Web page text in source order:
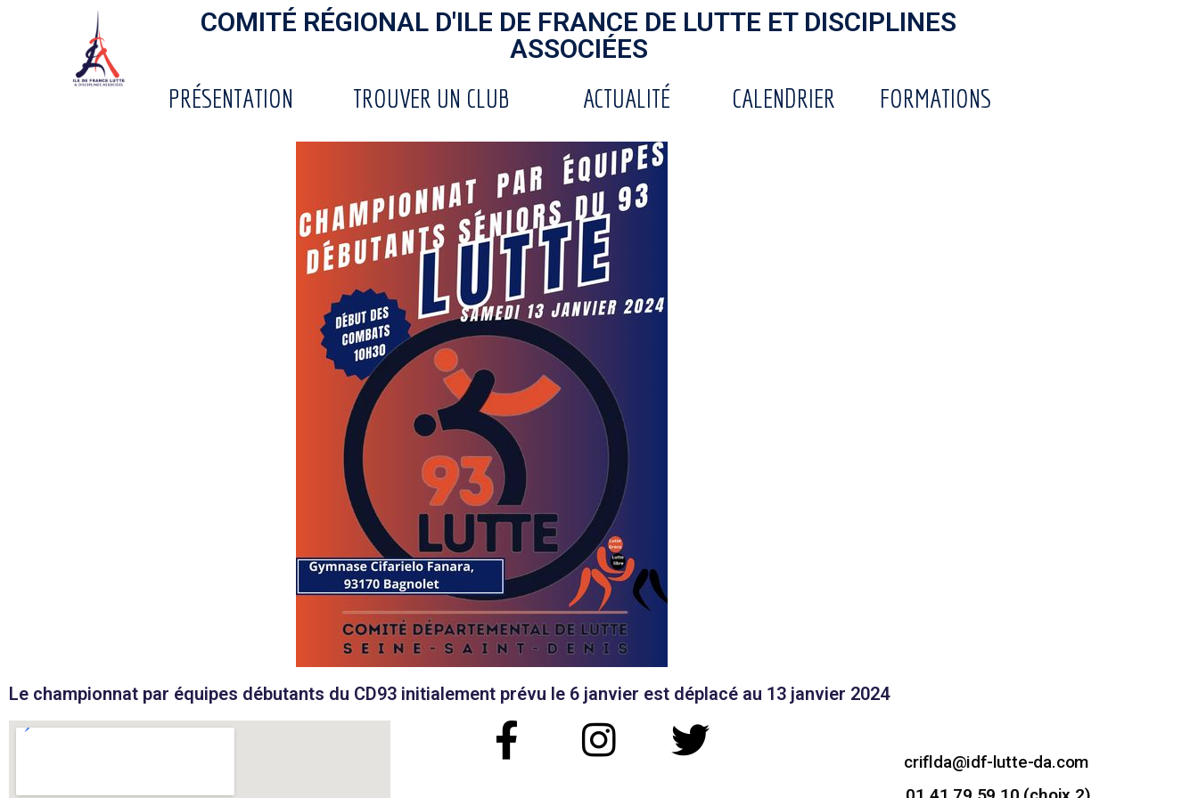
COMITÉ RÉGIONAL D'ILE DE FRANCE DE LUTTE ET DISCIPLINES
ASSOCIÉES
PRÉSENTATION TROUVER UN CLUB ACTUALITÉ CALENDRIER FORMATIONS
Le championnat par équipes débutants du CD93 initialement prévu le 6 janvier est déplacé au 13 janvier 2024
criflda@idf-lutte-da.com